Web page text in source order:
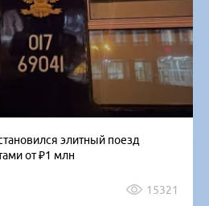
элитный поезд
от ₽1 млн
15321